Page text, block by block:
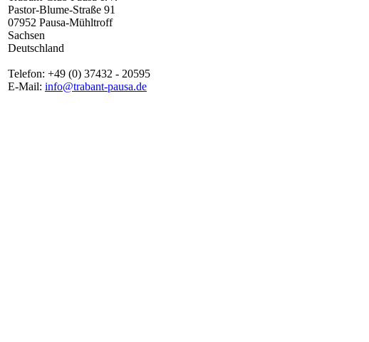
Pastor-Blume-Straße 91
07952 Pausa-Mühltroff
Sachsen
Deutschland
Telefon: +49 (0) 37432 - 20595
E-Mail: info@trabant-pausa.de